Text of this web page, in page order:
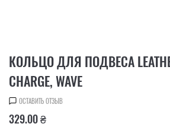
КОЛЬЦО ДЛЯ ПОДВЕСА
CHARGE, WAVE
ОСТАВИТЬ ОТЗЫВ
329.00 ₴